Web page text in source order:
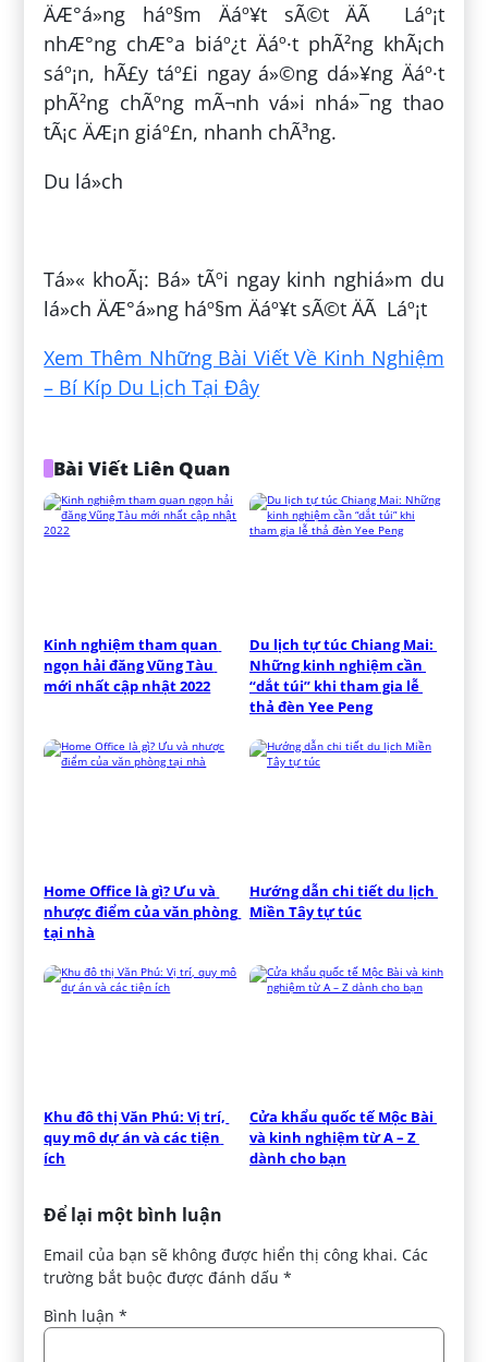
ÄÆ°á»ng háº§m Äáº¥t sÃ©t ÄÃ Láº¡t
nhÆ°ng chÆ°a biáº¿t Äáº·t phÃ²ng khÃ¡ch
sáº¡n, hÃ£y táº£i ngay á»©ng dá»¥ng Äáº·t
phÃ²ng chÃºng mÃ¬nh vá»i nhá»¯ng thao
tÃ¡c ÄÆ¡n giáº£n, nhanh chÃ³ng.
Du lá»ch
Tá»« khoÃ¡: Bá» tÃºi ngay kinh nghiá»m du
lá»ch ÄÆ°á»ng háº§m Äáº¥t sÃ©t ÄÃ Láº¡t
Xem Thêm Những Bài Viết Về Kinh Nghiệm
– Bí Kíp Du Lịch Tại Đây
Bài Viết Liên Quan
Kinh nghiệm tham quan
ngọn hải đăng Vũng Tàu
mới nhất cập nhật 2022
Du lịch tự túc Chiang Mai:
Những kinh nghiệm cần
“dắt túi” khi tham gia lễ
thả đèn Yee Peng
Home Office là gì? Ưu và
nhược điểm của văn phòng
tại nhà
Hướng dẫn chi tiết du lịch
Miền Tây tự túc
Khu đô thị Văn Phú: Vị trí,
quy mô dự án và các tiện
ích
Cửa khẩu quốc tế Mộc Bài
và kinh nghiệm từ A – Z
dành cho bạn
Để lại một bình luận
Email của bạn sẽ không được hiển thị công khai. Các
trường bắt buộc được đánh dấu*
Bình luận*